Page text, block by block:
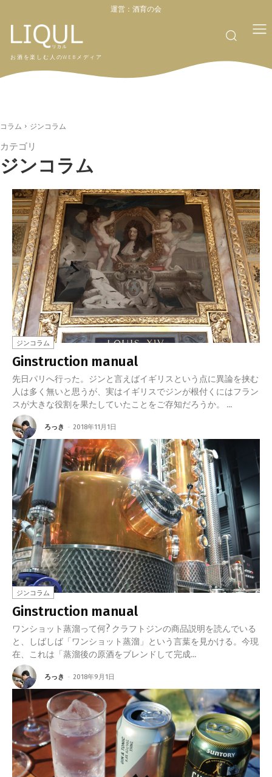
運営： 酒育の会
お酒を楽しむ人のWEBメディア
コラム ジンコラム
カテゴリ
ジンコラム
ジンコラム
Ginstruction manual
先日パリへ行った。ジンと言えばイギリスという点に異論を挟む
人は多く無いと思うが、実はイギリスでジンが根付くにはフラン
スが大きな役割を果たしていたことをご存知だろうか。 ...
ろっき - 2018年11月1日
ジンコラム
Ginstruction manual
ワンショット蒸溜って何? クラフトジンの商品説明を読んでいる
と、しばしば「ワンショット蒸溜」という言葉を見かける。今現
在、これは「蒸溜後の原酒をブレンドして完成...
ろっき - 2018年9月1日